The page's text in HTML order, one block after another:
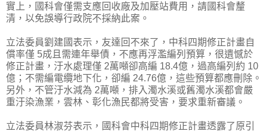
實上，國科會僅需支應回收廠及加壓站費用，請國科會釐
清，以免誤導行政院不採納此案。
立法委員劉建國表示，友達回不來了，中科四期修正計畫自
償率僅 5成且需連年舉債，不應再浮濫編列預算，很遺憾於
修正計畫，汙水處理僅 2萬噸卻高編 18.4億，過高編列約 10
億；不需編電纜地下化，卻編 24.76億，這些預算都應刪除。
另外，不管汙水減為 2萬噸，排入濁水溪或舊濁水溪都會嚴
重汙染漁業，雲林、彰化漁民都將受害，要求重新審議。
立法委員林淑芬表示，國科會中科四期修正計畫透露了原引